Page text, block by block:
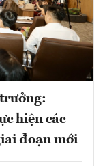
hiện các
đoạn mới